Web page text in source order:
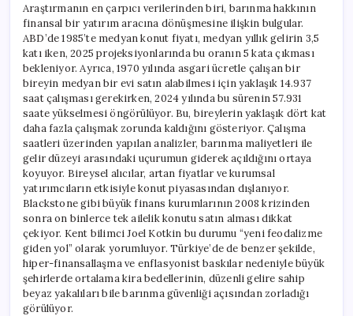
Araştırmanın en çarpıcı verilerinden biri, barınma hakkının
finansal bir yatırım aracına dönüşmesine ilişkin bulgular.
ABD’de 1985’te medyan konut fiyatı, medyan yıllık gelirin 3,5
katı iken, 2025 projeksiyonlarında bu oranın 5 kata çıkması
bekleniyor. Ayrıca, 1970 yılında asgari ücretle çalışan bir
bireyin medyan bir evi satın alabilmesi için yaklaşık 14.937
saat çalışması gerekirken, 2024 yılında bu sürenin 57.931
saate yükselmesi öngörülüyor. Bu, bireylerin yaklaşık dört kat
daha fazla çalışmak zorunda kaldığını gösteriyor. Çalışma
saatleri üzerinden yapılan analizler, barınma maliyetleri ile
gelir düzeyi arasındaki uçurumun giderek açıldığını ortaya
koyuyor. Bireysel alıcılar, artan fiyatlar ve kurumsal
yatırımcıların etkisiyle konut piyasasından dışlanıyor.
Blackstone gibi büyük finans kurumlarının 2008 krizinden
sonra on binlerce tek ailelik konutu satın alması dikkat
çekiyor. Kent bilimci Joel Kotkin bu durumu “yeni feodalizme
giden yol” olarak yorumluyor. Türkiye’de de benzer şekilde,
hiper-finansallaşma ve enflasyonist baskılar nedeniyle büyük
şehirlerde ortalama kira bedellerinin, düzenli gelire sahip
beyaz yakalıları bile barınma güvenliği açısından zorladığı
görülüyor.